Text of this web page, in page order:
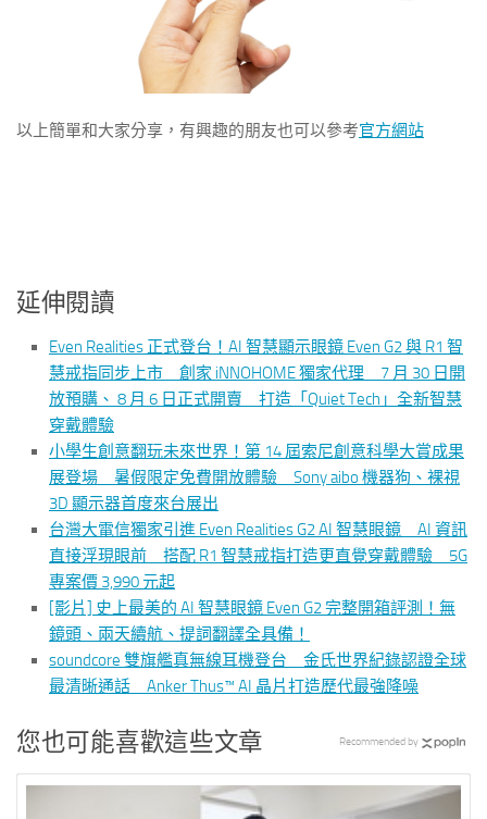
以上簡單和大家分享，有興趣的朋友也可以參考官方網站
延伸閱讀
Even Realities 正式登台！AI 智慧顯示眼鏡 Even G2 與 R1 智
慧戒指同步上市 創家 iNNOHOME 獨家代理 7 月 30 日開
放預購、 8 月 6 日正式開賣 打造「Quiet Tech」全新智慧
穿戴體驗
小學生創意翻玩未來世界！第 14 屆索尼創意科學大賞成果
展登場 暑假限定免費開放體驗 Sony aibo 機器狗、裸視
3D 顯示器首度來台展出
台灣大電信獨家引進 Even Realities G2 AI 智慧眼鏡 AI 資訊
直接浮現眼前 搭配 R1 智慧戒指打造更直覺穿戴體驗 5G
專案價 3,990 元起
[影片] 史上最美的 AI 智慧眼鏡 Even G2 完整開箱評測！無
鏡頭、兩天續航、提詞翻譯全具備！
soundcore 雙旗艦真無線耳機登台 金氏世界紀錄認證全球
最清晰通話 Anker Thus™ AI 晶片打造歷代最強降噪
您也可能喜歡這些文章 Recommended by